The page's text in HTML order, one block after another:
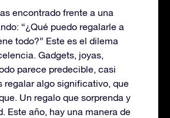
encontrado frente a una
“¿Qué puedo regalarle a
todo?” Este es el dilema
Gadgets, joyas,
parece predecible, casi
regalar algo significativo, que
Un regalo que sorprenda y
Este año, hay una manera de